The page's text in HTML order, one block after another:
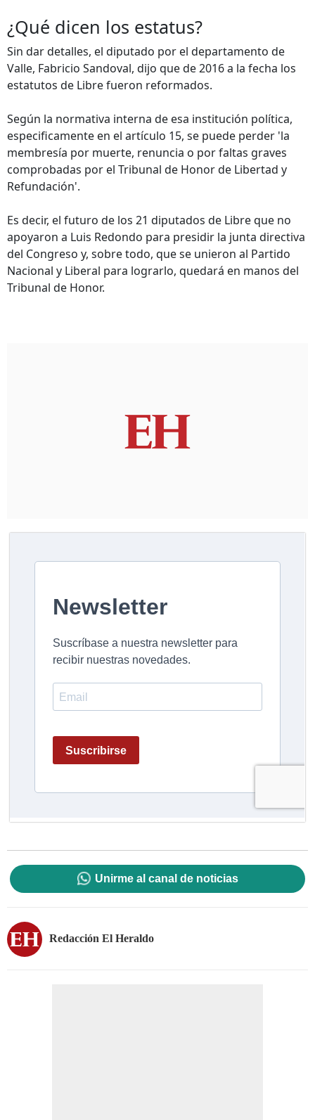
¿Qué dicen los estatus?
Sin dar detalles, el diputado por el departamento de
Valle, Fabricio Sandoval, dijo que de 2016 a la fecha los
estatutos de Libre fueron reformados.
Según la normativa interna de esa institución política,
especificamente en el artículo 15, se puede perder 'la
membresía por muerte, renuncia o por faltas graves
comprobadas por el Tribunal de Honor de Libertad y
Refundación'.
Es decir, el futuro de los 21 diputados de Libre que no
apoyaron a Luis Redondo para presidir la junta directiva
del Congreso y, sobre todo, que se unieron al Partido
Nacional y Liberal para lograrlo, quedará en manos del
Tribunal de Honor.
Unirme al canal de noticias
Redacción El Heraldo